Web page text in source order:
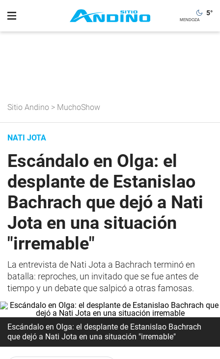
5°
Sitio Andino > MuchoShow
NATI JOTA
Escándalo en Olga: el
desplante de Estanislao
Bachrach que dejó a Nati
Jota en una situación
"irremable"
La entrevista de Nati Jota a Bachrach terminó en
batalla: reproches, un invitado que se fue antes de
tiempo y un debate que salpicó a otras famosas.
Escándalo en Olga: el desplante de Estanislao Bachrach
que dejó a Nati Jota en una situación "irremable"